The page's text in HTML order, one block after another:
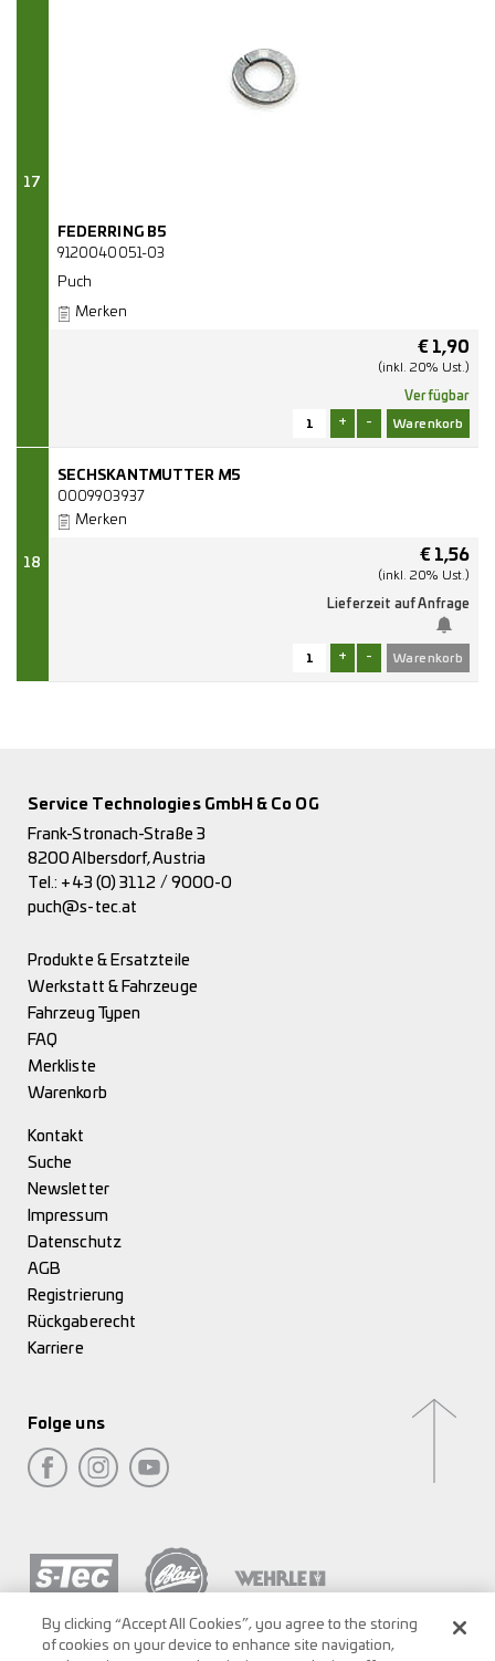
17
FEDERRING B5
9120040051-03
Puch
Merken
€ 1,90
(inkl. 20% Ust.)
Verfügbar
+ -
18
SECHSKANTMUTTER M5
0009903937
Merken
€ 1,56
(inkl. 20% Ust.)
Lieferzeit auf Anfrage
+ -
Service Technologies GmbH & Co OG
Frank-Stronach-Straße 3
8200 Albersdorf, Austria
Tel.: +43 (0) 3112 / 9000-0
puch@s-tec.at
Produkte & Ersatzteile
Werkstatt & Fahrzeuge
Fahrzeug Typen
FAQ
Merkliste
Warenkorb
Kontakt
Suche
Newsletter
Impressum
Datenschutz
AGB
Registrierung
Rückgaberecht
Karriere
Folge uns
By clicking “Accept All Cookies”, you agree to the storing
of cookies on your device to enhance site navigation,